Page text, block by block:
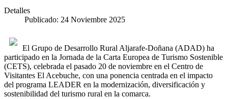
Detalles
Publicado: 24 Noviembre 2025
El Grupo de Desarrollo Rural Aljarafe-Doñana (ADAD) ha
participado en la Jornada de la Carta Europea de Turismo Sostenible
(CETS), celebrada el pasado 20 de noviembre en el Centro de
Visitantes El Acebuche, con una ponencia centrada en el impacto
del programa LEADER en la modernización, diversificación y
sostenibilidad del turismo rural en la comarca.